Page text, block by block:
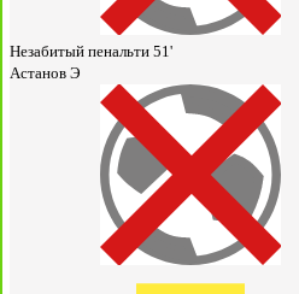
Незабитый пенальти 51'
Астанов Э